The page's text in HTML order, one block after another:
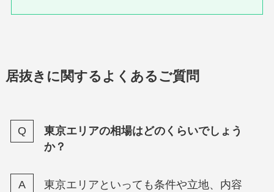
居抜きに関するよくあるご質問
東京エリアの相場はどのくらいでしょう
か？
東京エリアといっても条件や立地、内容